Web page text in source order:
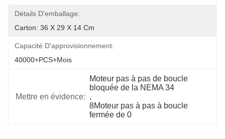
Détails D'emballage:
Carton: 36 X 29 X 14 Cm
Capacité D'approvisionnement:
40000+PCS+mois
Mettre en évidence:
Moteur pas à pas de boucle
bloquée de la NEMA 34
,
8Moteur pas à pas à boucle
fermée de 0